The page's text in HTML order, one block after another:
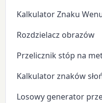
Kalkulator Znaku
Rozdzielacz obrazów
Przelicznik stóp na
Kalkulator znaków
Losowy generator